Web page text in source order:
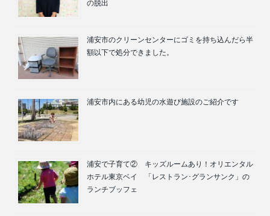
の脱出
浦安市のクリーンセンターにゴミを持ち込んだら半
額以下で処分できました。
浦安市内にある幼児の水遊び施設のご紹介です
浦安で子育て② キッズルームあり！オリエンタル
ホテル東京ベイ 「レストラン･グランサンク」の
ランチブッフェ